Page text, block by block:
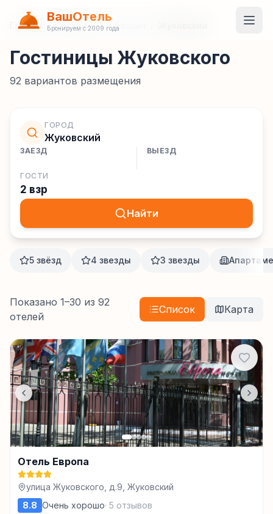
ВашОтель
Бронируем с 2009 года
Главная / Гостиницы / Россия
Гостиницы Жуковского
92 вариантов размещения
ГОРОД
Жуковский
ЗАЕЗД ВЫЕЗД
ГОСТИ
2 взр
Найти
5 звёзд 4 звезды 3 звезды
Показано 1–30 из 92
отелей
Список Карта
Отель Европа
улица Жуковского, д.9, Жуковский
8.8 Очень хорошо· 5 отзывов